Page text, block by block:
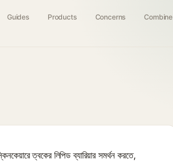
Guides Products Concerns Combine
ত্বকের লিপিড ব্যারিয়ার সমর্থন করতে,